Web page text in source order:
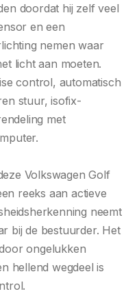
doordat hij zelf veel
en een
nemen waar
licht aan moeten.
control, automatisch
stuur, isofix-
met
Volkswagen Golf
reeks aan actieve
neemt
bij de bestuurder. Het
ongelukken
hellend wegdeel is